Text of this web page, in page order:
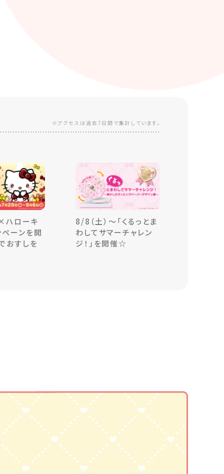
※アクセスは過去7日間で集計しています。
ハローキ
ペーンを開
おすしを
8/8（土）～「くるっとま
わしてサマーチャレン
ジ！」を開催☆